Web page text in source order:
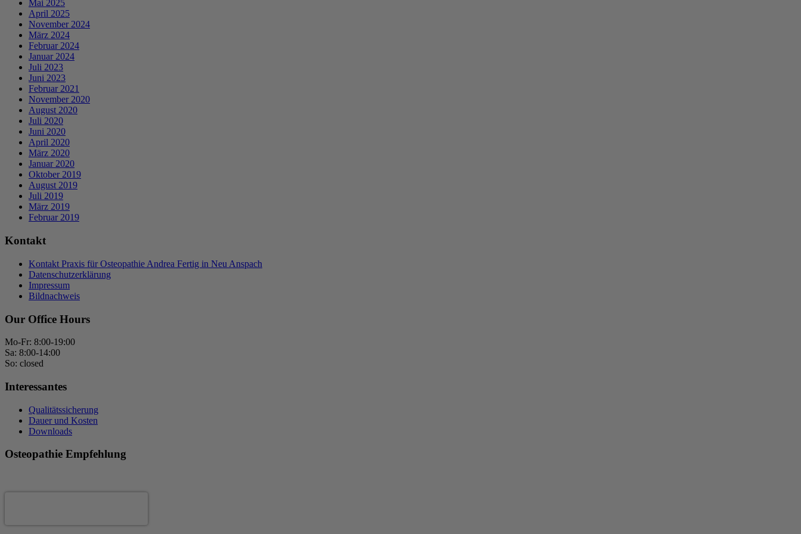
Mai 2025
April 2025
November 2024
März 2024
Februar 2024
Januar 2024
Juli 2023
Juni 2023
Februar 2021
November 2020
August 2020
Juli 2020
Juni 2020
April 2020
März 2020
Januar 2020
Oktober 2019
August 2019
Juli 2019
März 2019
Februar 2019
Kontakt
Kontakt Praxis für Osteopathie Andrea Fertig in Neu Anspach
Datenschutzerklärung
Impressum
Bildnachweis
Our Office Hours
Mo-Fr: 8:00-19:00
Sa: 8:00-14:00
So: closed
Interessantes
Qualitätssicherung
Dauer und Kosten
Downloads
Osteopathie Empfehlung